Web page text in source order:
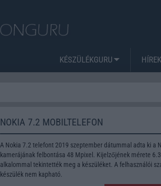
KÉSZÜLÉKGURU HÍREK
NOKIA 7.2 MOBILTELEFON
A Nokia 7.2 telefont 2019 szeptember dátummal adta ki a
kamerájának felbontása 48 Mpixel. Kijelzőjének mérete
alkalommal tekintették meg a készüléket. A felhasználói
készülék nem kapható.